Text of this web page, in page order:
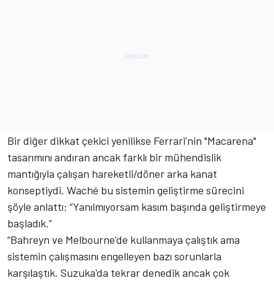
Bir diğer dikkat çekici yenilikse Ferrari’nin "Macarena"
tasarımını andıran ancak farklı bir mühendislik
mantığıyla çalışan hareketli/döner arka kanat
konseptiydi. Waché bu sistemin geliştirme sürecini
şöyle anlattı: “Yanılmıyorsam kasım başında geliştirmeye
başladık.”
“Bahreyn ve Melbourne'de kullanmaya çalıştık ama
sistemin çalışmasını engelleyen bazı sorunlarla
karşılaştık. Suzuka'da tekrar denedik ancak çok